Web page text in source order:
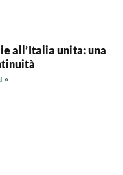
all’Italia unita: una
»